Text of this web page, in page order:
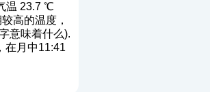
温 23.7 ℃
高的温度，
意味着什么).
在月中11:41